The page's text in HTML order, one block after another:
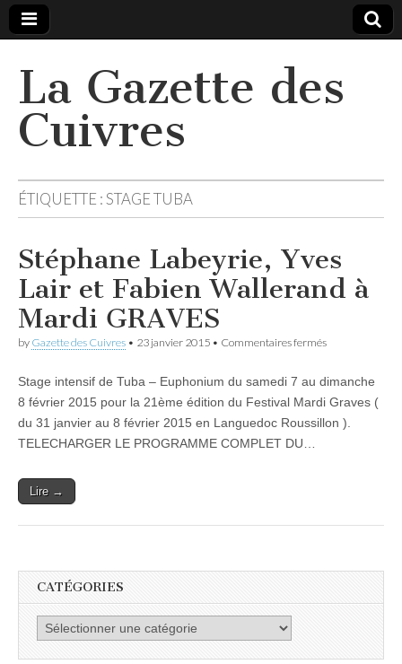
La Gazette des
Cuivres
ÉTIQUETTE :STAGE TUBA
Stéphane Labeyrie, Yves
Lair et Fabien Wallerand à
Mardi GRAVES
by Gazette des Cuivres • 23 janvier 2015 • Commentaires ferméssur
Yves
Lair
Fabien
Stage intensif de Tuba – Euphonium du samedi 7 au dimanche
8 février 2015 pour la 21ème édition du Festival Mardi Graves (
du 31 janvier au 8 février 2015 en Languedoc Roussillon ).
TELECHARGER LE PROGRAMME COMPLET DU…
Lire →
CATÉGORIES
Catégories